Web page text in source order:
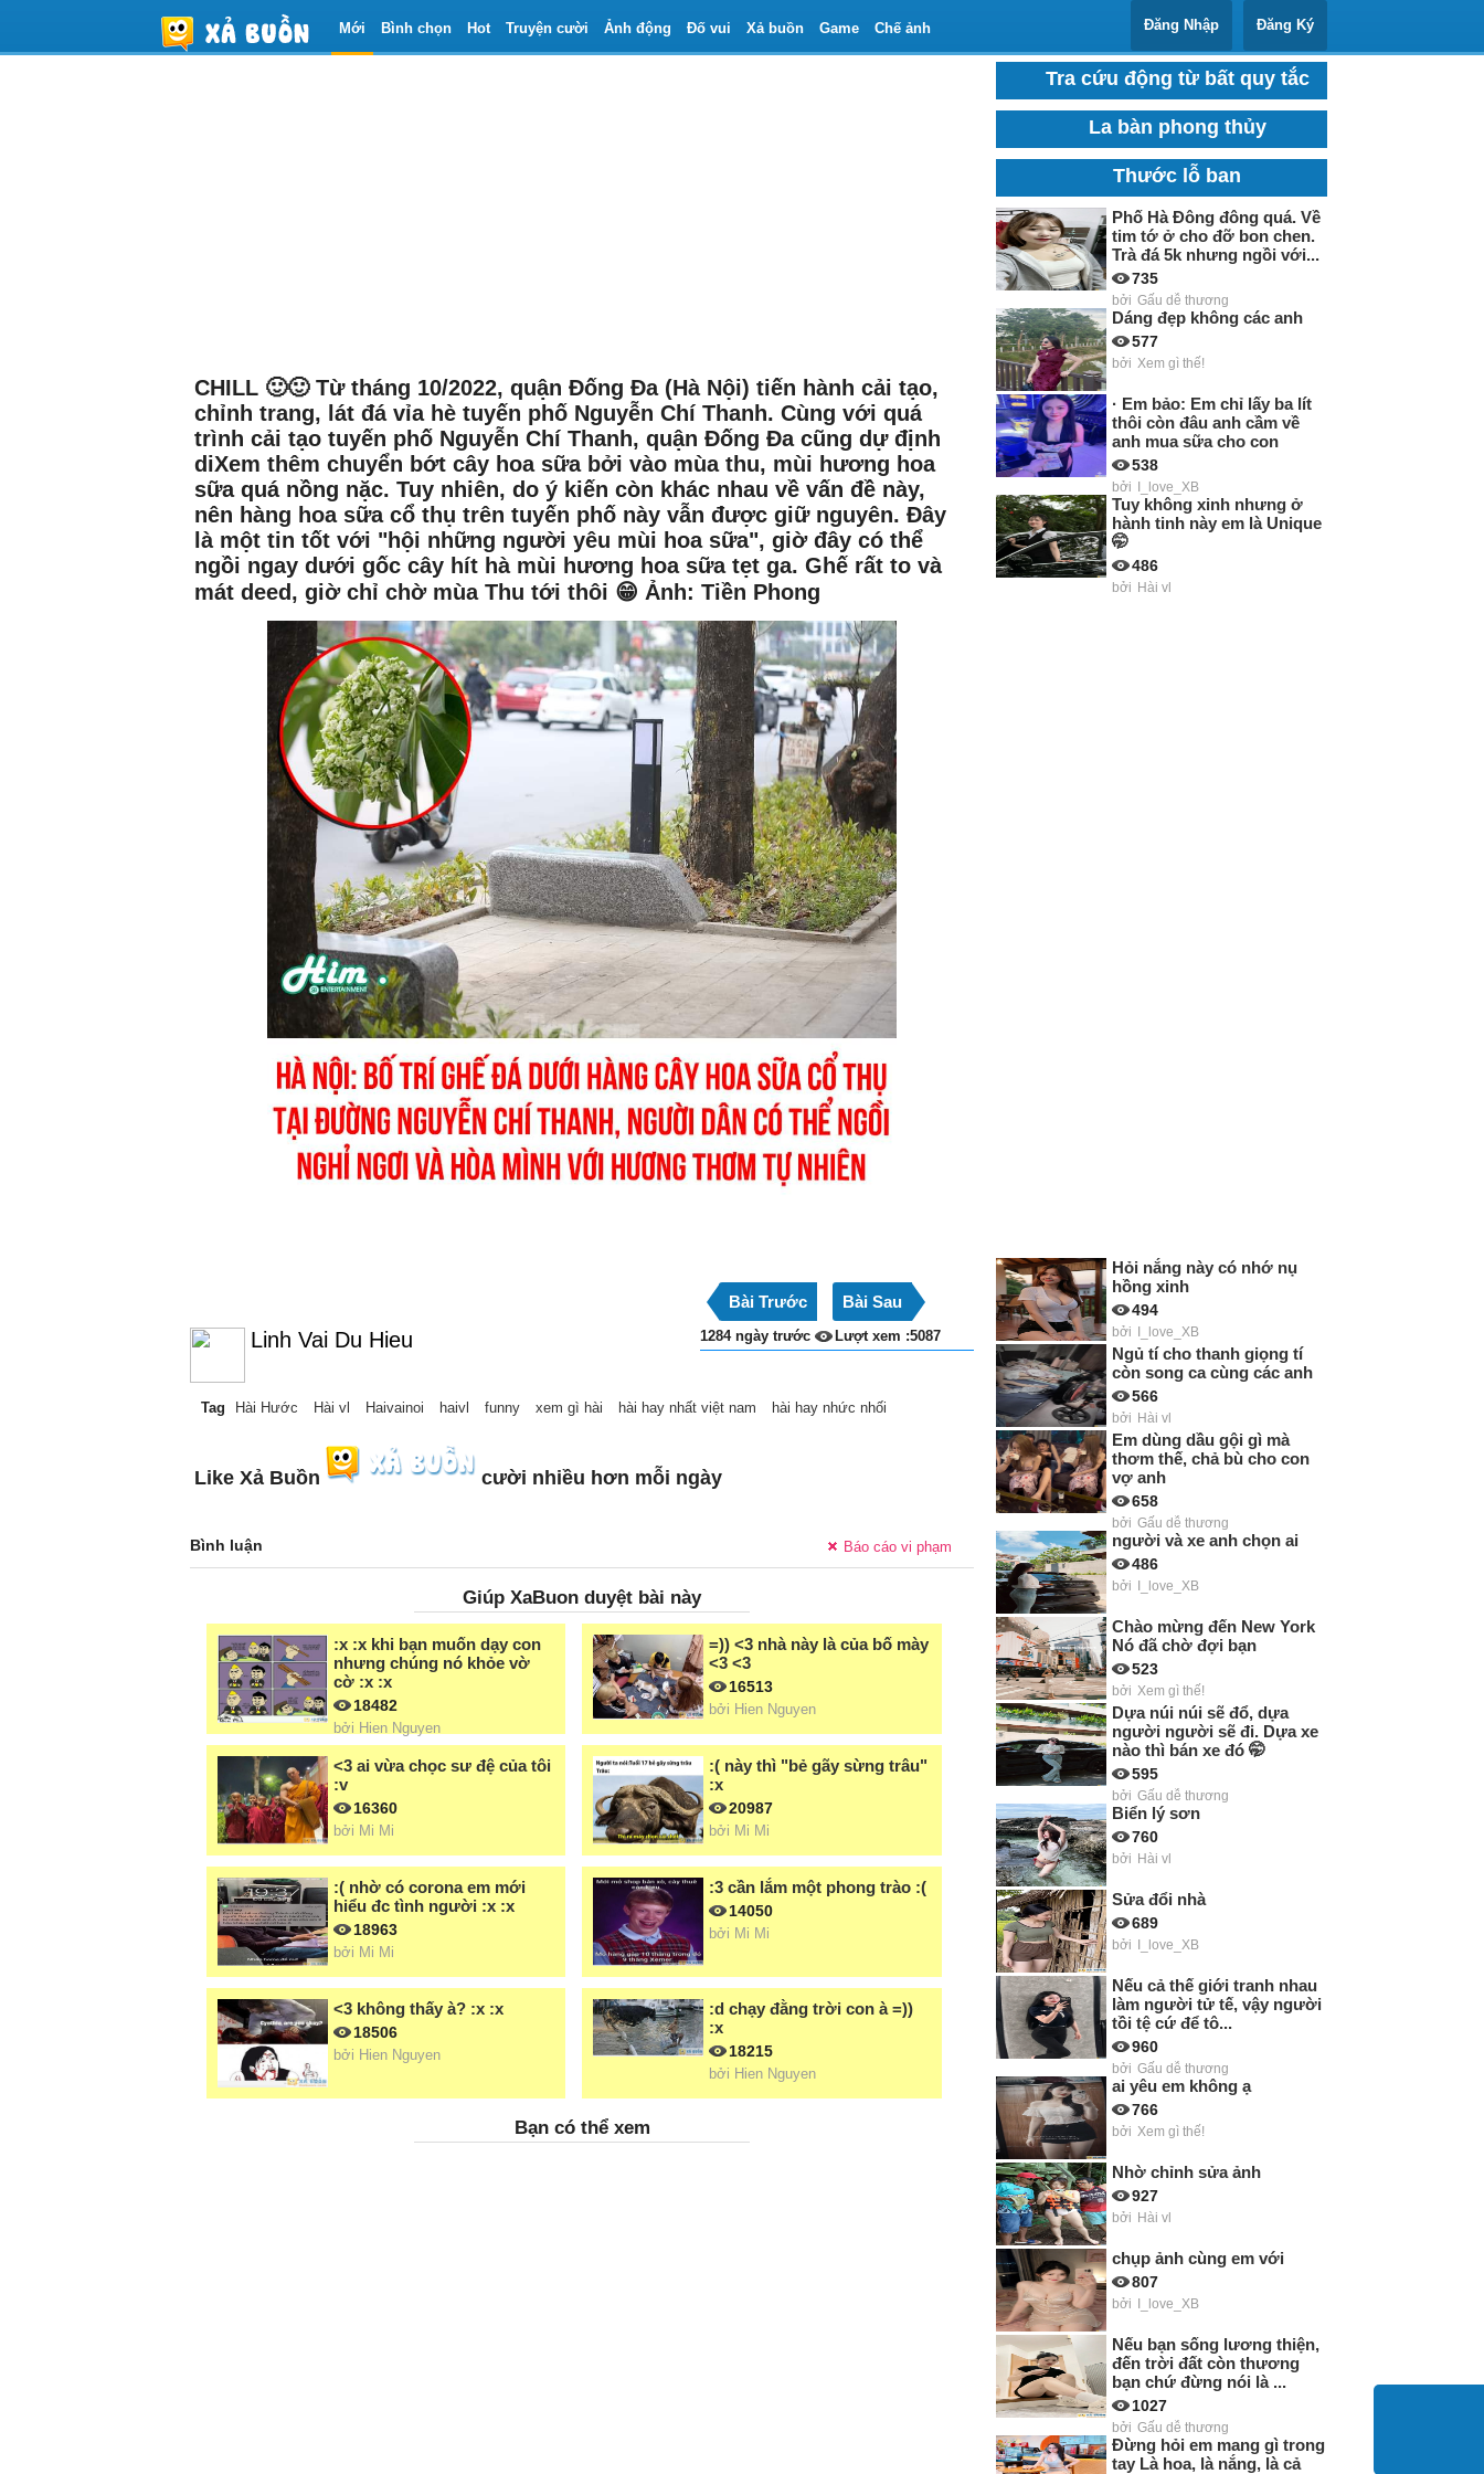
Mới Bình chọn Hot Truyện cười Ảnh động Đố vui Xả buồn Game Chế ảnh Đăng Ký
Đăng Nhập
CHILL 🙂🙂 Từ tháng 10/2022, quận Đống Đa (Hà Nội) tiến hành cải tạo,
chỉnh trang, lát đá vỉa hè tuyến phố Nguyễn Chí Thanh. Cùng với quá
trình cải tạo tuyến phố Nguyễn Chí Thanh, quận Đống Đa cũng dự định
diXem thêm chuyển bớt cây hoa sữa bởi vào mùa thu, mùi hương hoa
sữa quá nồng nặc. Tuy nhiên, do ý kiến còn khác nhau về vấn đề này,
nên hàng hoa sữa cổ thụ trên tuyến phố này vẫn được giữ nguyên. Đây
là một tin tốt với "hội những người yêu mùi hoa sữa", giờ đây có thể
ngồi ngay dưới gốc cây hít hà mùi hương hoa sữa tẹt ga. Ghế rất to và
mát deed, giờ chỉ chờ mùa Thu tới thôi 😁 Ảnh: Tiền Phong
Bài Trước Bài Sau
Linh Vai Du Hieu 1284 ngày trước Lượt xem :5087
Tag Hài Hước Hài vl Haivainoi haivl funny xem gì hài hài hay nhất việt nam hài hay nhức nhối
Like Xả Buồn cười nhiều hơn mỗi ngày
Bình luận Báo cáo vi phạm
Giúp XaBuon duyệt bài này
:x :x khi bạn muốn dạy con
nhưng chúng nó khỏe vờ
cờ :x :x
18482
bởi Hien Nguyen
=)) <3 nhà này là của bố mày
<3 <3
16513
bởi Hien Nguyen
<3 ai vừa chọc sư đệ của tôi
:v
16360
bởi Mi Mi
:( này thì "bẻ gãy sừng trâu"
:x
20987
bởi Mi Mi
:( nhờ có corona em mới
hiểu đc tình người :x :x
18963
bởi Mi Mi
:3 cần lắm một phong trào :(
14050
bởi Mi Mi
<3 không thấy à? :x :x
18506
bởi Hien Nguyen
:d chạy đằng trời con à =))
:x
18215
bởi Hien Nguyen
Bạn có thể xem
Tra cứu động từ bất quy tắc
La bàn phong thủy
Thước lỗ ban
Phố Hà Đông đông quá. Về
tim tớ ở cho đỡ bon chen.
Trà đá 5k nhưng ngồi với...
735
bởi Gấu dễ thương
Dáng đẹp không các anh
577
bởi Xem gì thế!
· Em bảo: Em chỉ lấy ba lít
thôi còn đâu anh cầm về
anh mua sữa cho con
538
bởi I_love_XB
Tuy không xinh nhưng ở
hành tinh này em là Unique
🤭
486
bởi Hài vl
Hỏi nắng này có nhớ nụ
hồng xinh
494
bởi I_love_XB
Ngủ tí cho thanh giọng tí
còn song ca cùng các anh
566
bởi Hài vl
Em dùng dầu gội gì mà
thơm thế, chả bù cho con
vợ anh
658
bởi Gấu dễ thương
người và xe anh chọn ai
486
bởi I_love_XB
Chào mừng đến New York
Nó đã chờ đợi bạn
523
bởi Xem gì thế!
Dựa núi núi sẽ đổ, dựa
người người sẽ đi. Dựa xe
nào thì bán xe đó 🤭
595
bởi Gấu dễ thương
Biển lý sơn
760
bởi Hài vl
Sửa đổi nhà
689
bởi I_love_XB
Nếu cả thế giới tranh nhau
làm người tử tế, vậy người
tồi tệ cứ để tô...
960
bởi Gấu dễ thương
ai yêu em không ạ
766
bởi Xem gì thế!
Nhờ chỉnh sửa ảnh
927
bởi Hài vl
chụp ảnh cùng em với
807
bởi I_love_XB
Nếu bạn sống lương thiện,
đến trời đất còn thương
bạn chứ đừng nói là ...
1027
bởi Gấu dễ thương
Đừng hỏi em mang gì trong
tay Là hoa, là nắng, là cả